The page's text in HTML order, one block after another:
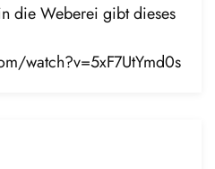
die Weberei gibt dieses
watch?v=5xF7UtYmd0s